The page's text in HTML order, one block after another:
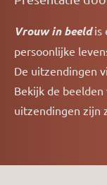
Vrouw in beeldis
persoonlijke
De uitzendingen
Bekijk de
uitzendingen zijn